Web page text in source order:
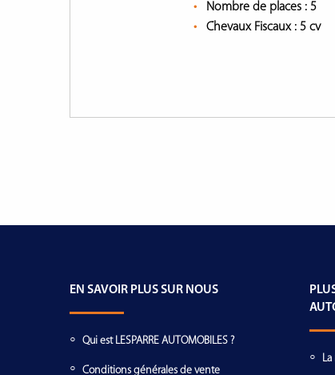
Nombre de places : 5
Chevaux Fiscaux : 5 cv
EN SAVOIR PLUS SUR NOUS
Qui est LESPARRE AUTOMOBILES ?
Conditions générales de vente